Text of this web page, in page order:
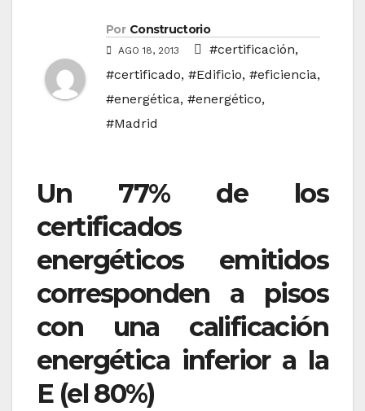
Por Constructorio
AGO 18, 2013 #certificación,
#certificado, #Edificio, #eficiencia,
#energética, #energético,
#Madrid
Un 77% de los
certificados
energéticos emitidos
corresponden a pisos
con una calificación
energética inferior a la
E (el 80%)